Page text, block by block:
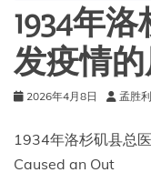
为
何
至
今
仍
未
功
1934年
发疫情
2026年4月8日 孟胜
1934年洛杉矶县总
Caused an Out